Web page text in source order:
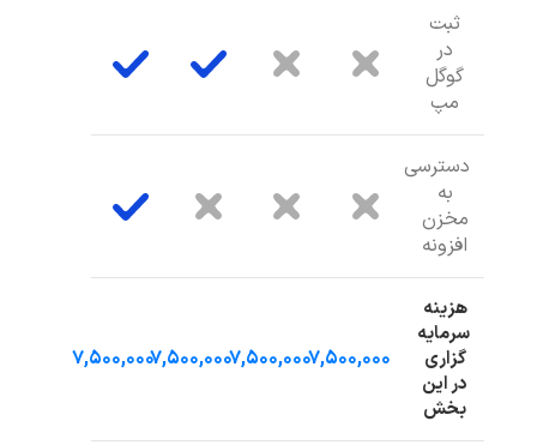
ثبت
در
گوگل
مپ
دسترسی
به
مخزن
افزونه
هزینه
سرمایه
گزاری
در این
بخش
۷,۵۰۰,۰۰۰۷,۵۰۰,۰۰۰۷,۵۰۰,۰۰۰۷,۵۰۰,۰۰۰